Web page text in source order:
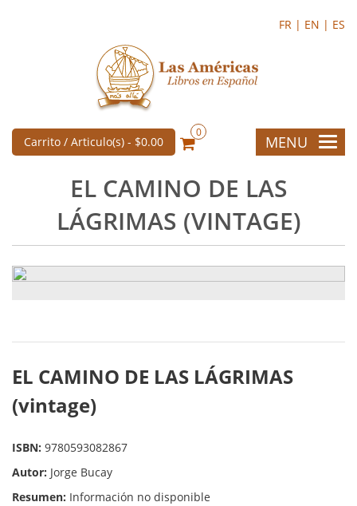
FR | EN | ES
Carrito / Articulo(s) - $0.00
0
MENU
EL CAMINO DE LAS
LÁGRIMAS (VINTAGE)
EL CAMINO DE LAS LÁGRIMAS
(vintage)
ISBN: 9780593082867
Autor: Jorge Bucay
Resumen: Información no disponible